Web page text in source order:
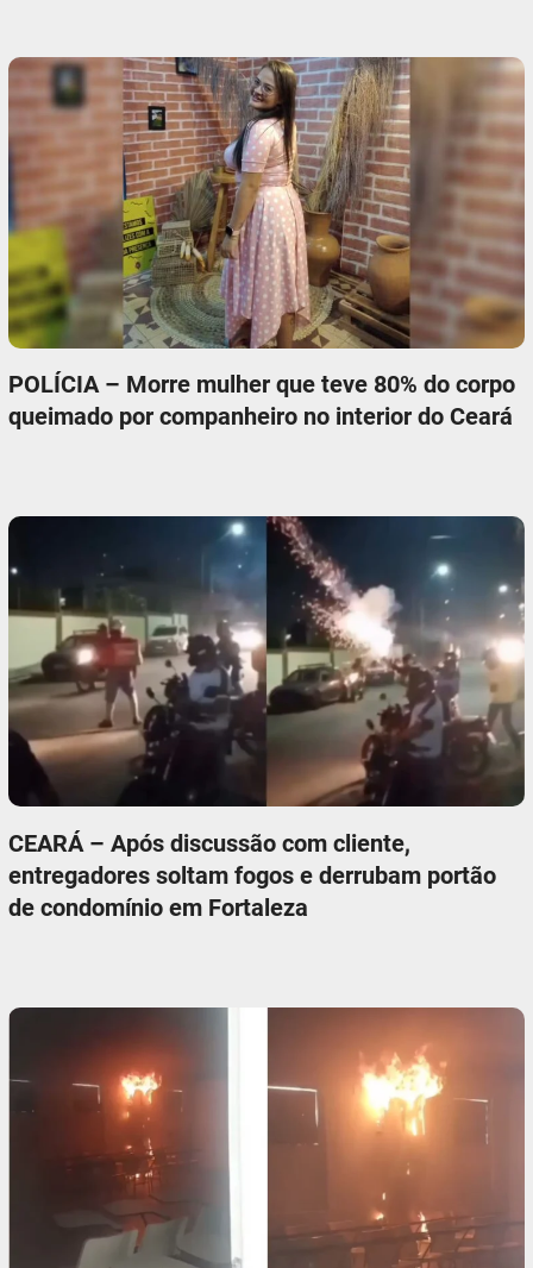
POLÍCIA – Morre mulher que teve 80% do corpo
queimado por companheiro no interior do Ceará
CEARÁ – Após discussão com cliente,
entregadores soltam fogos e derrubam portão
de condomínio em Fortaleza